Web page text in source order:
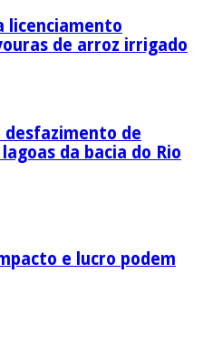
licenciamento
de arroz irrigado
de
da bacia do Rio
e lucro podem